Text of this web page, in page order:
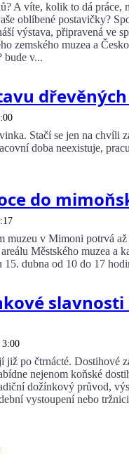
A víte, kolik to dá práce,
oblíbené postavičky?
výstava, připravená ve
zemského muzea a
bude v...
Stačí se jen na chvíli
doba neexistuje,
do
v Mimoni potrvá
Městského muzea a
15. dubna od 10 do 17
3:00
již po čtrnácté. Dostihové
nejenom koňské
dožínkový průvod,
vystoupení nebo